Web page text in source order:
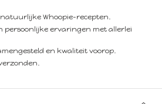
Whoopie-recepten.
persoonlijke ervaringen met allerlei
en kwaliteit voorop.